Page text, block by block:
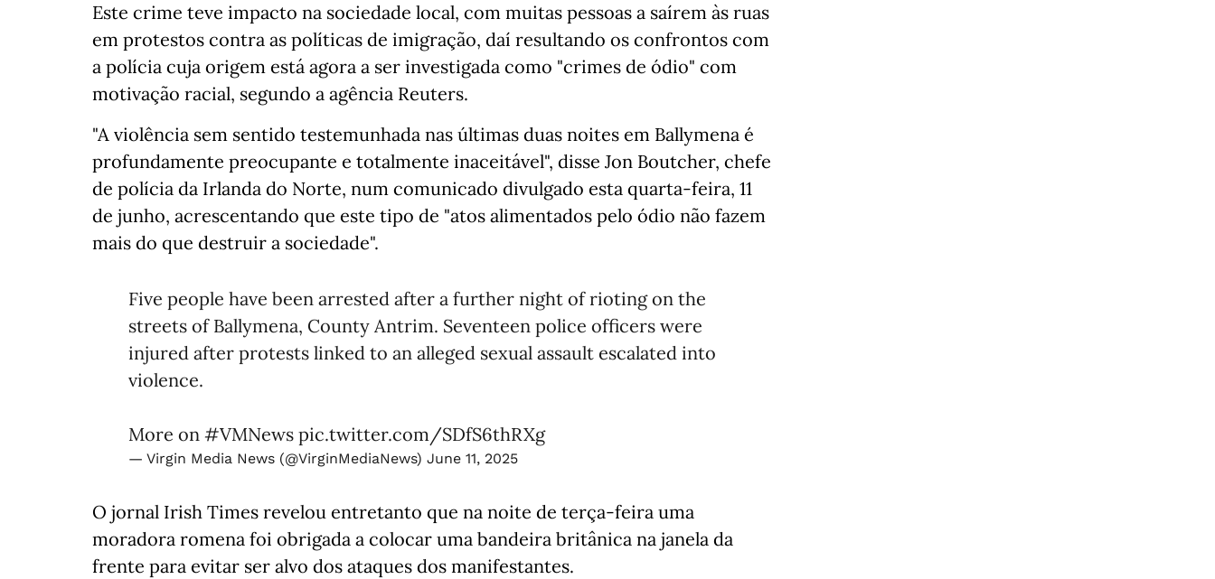
Este crime teve impacto na sociedade local, com muitas pessoas a saírem às ruas
em protestos contra as políticas de imigração, daí resultando os confrontos com
a polícia cuja origem está agora a ser investigada como "crimes de ódio" com
motivação racial, segundo a agência Reuters.
"A violência sem sentido testemunhada nas últimas duas noites em Ballymena é
profundamente preocupante e totalmente inaceitável", disse Jon Boutcher, chefe
de polícia da Irlanda do Norte, num comunicado divulgado esta quarta-feira, 11
de junho, acrescentando que este tipo de "atos alimentados pelo ódio não fazem
mais do que destruir a sociedade".
Five people have been arrested after a further night of rioting on the
streets of Ballymena, County Antrim. Seventeen police officers were
injured after protests linked to an alleged sexual assault escalated into
violence.
More on #VMNews pic.twitter.com/SDfS6thRXg
— Virgin Media News (@VirginMediaNews) June 11, 2025
O jornal Irish Times revelou entretanto que na noite de terça-feira uma
moradora romena foi obrigada a colocar uma bandeira britânica na janela da
frente para evitar ser alvo dos ataques dos manifestantes.